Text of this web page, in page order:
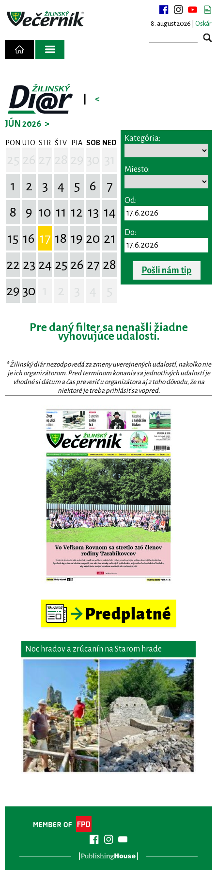
8. august 2026 | Oskár
<
JÚN 2026 >
PON UTO STR ŠTV PIA SOB NED
1
2 3 4 5 6
7
8
9 10 11 12 13 14
15 16 17 18 19 20 21
22 23 24 25 26 27 28
29 30
Kategória:
Miesto:
Od:
Do:
Pošli nám tip
Pre daný filter sa nenašli žiadne
vyhovujúce udalosti.
* Žilinský diár nezodpovedá za zmeny uverejnených udalostí, nakoľko nie
je ich organizátorom. Pred termínom konania sa jednotlivých udalostí je
vhodné si dátum a čas preveriť u organizátora aj z toho dôvodu, že na
niektoré je treba prihlásiť sa vopred.
Noc hradov a zrúcanín na Starom hrade